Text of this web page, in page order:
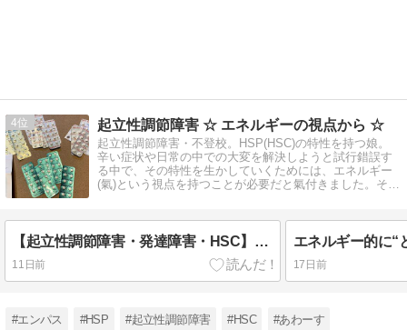
4 起立性調節障害 ☆ エネルギーの視点から ☆
起立性調節障害・不登校。HSP(HSC)の特性を持つ娘。
辛い症状や日常の中での大変を解決しようと試行錯誤す
る中で、その特性を生かしていくためには、エネルギー
(氣)という視点を持つことが必要だと氣付きました。その
【起立性調節障害・発達障害・HSC】そもそも“治療”の対象とは限らない！薬に頼らない改善策を
11日前 17日前
#エンパス #HSP #起立性調節障害 #HSC #あわーす